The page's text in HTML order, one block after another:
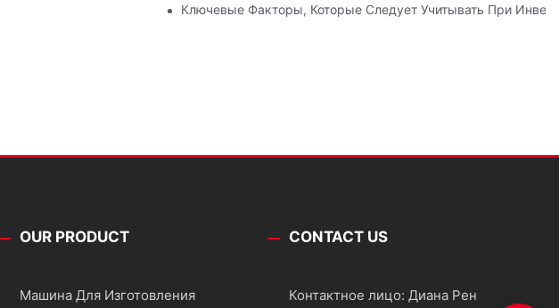
Ключевые Факторы, Которые Следует Учитывать При
OUR PRODUCT
Машина Для Изготовления
CONTACT US
Контактное лицо: Диана Рен